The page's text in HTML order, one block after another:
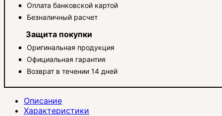
Оплата банковской картой
Безналичный расчет
Защита покупки
Оригинальная продукция
Официальная гарантия
Возврат в течении 14 дней
Описание
Характеристики